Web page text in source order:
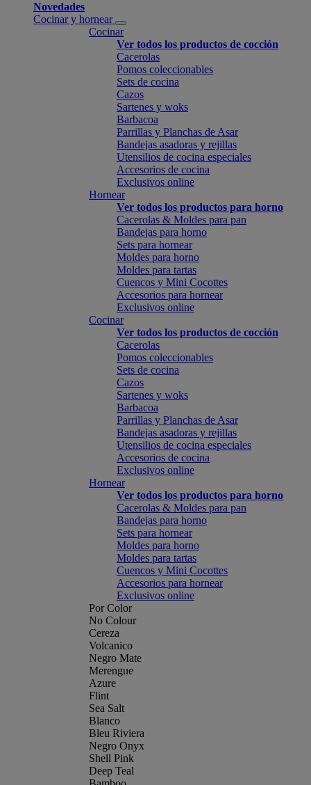
Novedades
Cocinar y hornear
Cocinar
Ver todos los productos de cocción
Cacerolas
Pomos coleccionables
Sets de cocina
Cazos
Sartenes y woks
Barbacoa
Parrillas y Planchas de Asar
Bandejas asadoras y rejillas
Utensilios de cocina especiales
Accesorios de cocina
Exclusivos online
Hornear
Ver todos los productos para horno
Cacerolas & Moldes para pan
Bandejas para horno
Sets para hornear
Moldes para horno
Moldes para tartas
Cuencos y Mini Cocottes
Accesorios para hornear
Exclusivos online
Cocinar
Ver todos los productos de cocción
Cacerolas
Pomos coleccionables
Sets de cocina
Cazos
Sartenes y woks
Barbacoa
Parrillas y Planchas de Asar
Bandejas asadoras y rejillas
Utensilios de cocina especiales
Accesorios de cocina
Exclusivos online
Hornear
Ver todos los productos para horno
Cacerolas & Moldes para pan
Bandejas para horno
Sets para hornear
Moldes para horno
Moldes para tartas
Cuencos y Mini Cocottes
Accesorios para hornear
Exclusivos online
Por Color
No Colour
Cereza
Volcanico
Negro Mate
Merengue
Azure
Flint
Sea Salt
Blanco
Bleu Riviera
Negro Onyx
Shell Pink
Deep Teal